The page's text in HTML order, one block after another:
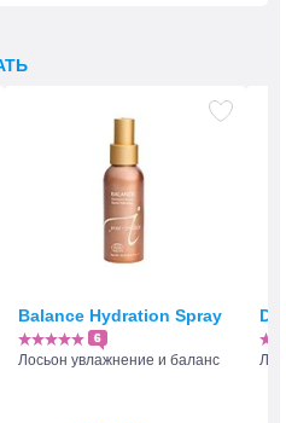
Balance Hydration Spray
6
Лосьон увлажнение и баланс